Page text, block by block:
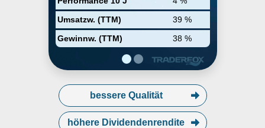
Umsatzw. (TTM)
39 %
Gewinnw. (TTM)
38 %
Hercules' deep sector expertise,
geographic presence, and strong
capital base have made Hercules
the lender of choice for more than
480 innovative companies.
bessere Qualität
höhere Dividendenrendite